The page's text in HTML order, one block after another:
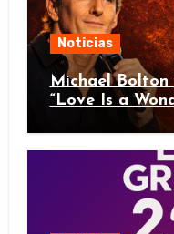
Noticias
Michael
“Love Is a